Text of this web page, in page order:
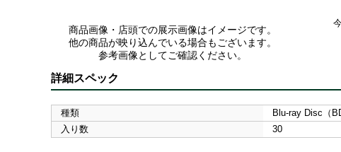
商品画像・店頭での展示画像はイメージです。
他の商品が映り込んでいる場合もございます。
参考画像としてご確認ください。
詳細スペック
種類 Blu-ray Disc（
入り数
30